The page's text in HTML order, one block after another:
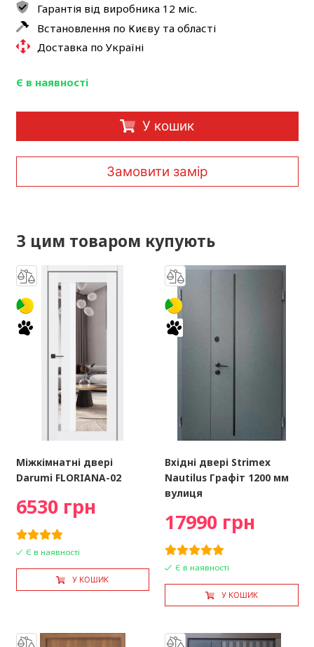
Гарантія від виробника 12 міс.
Встановлення по Києву та області
Доставка по Україні
Є в наявності
У кошик
Замовити замір
З цим товаром купують
Міжкімнатні двері
Darumi FLORIANA-02
6530 грн
Є в наявності
У КОШИК
Вхідні двері Strimex
Nautilus Графіт 1200 мм
вулиця
17990 грн
Є в наявності
У КОШИК